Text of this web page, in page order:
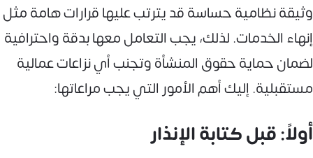
وثيقة نظامية حساسة قد يترتب عليها قرارات هامة مثل
إنهاء الخدمات. لذلك، يجب التعامل معها بدقة واحترافية
لضمان حماية حقوق المنشأة وتجنب أي نزاعات عمالية
مستقبلية. إليك أهم الأمور التي يجب مراعاتها:
أولاً: قبل كتابة الإنذار